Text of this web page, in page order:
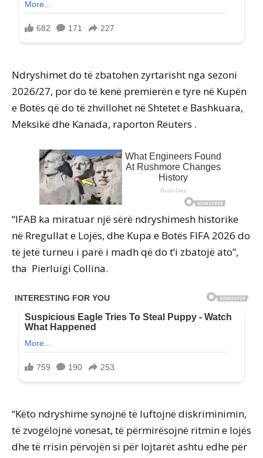
Ndryshimet do të zbatohen zyrtarisht nga sezoni
2026/27, por do të kenë premierën e tyre në Kupën
e Botës që do të zhvillohet në Shtetet e Bashkuara,
Meksikë dhe Kanada, raporton Reuters .
“IFAB ka miratuar një sërë ndryshimesh historike
në Rregullat e Lojës, dhe Kupa e Botës FIFA 2026 do
të jetë turneu i parë i madh që do t’i zbatojë ato”,
tha Pierluigi Collina.
“Këto ndryshime synojnë të luftojnë diskriminimin,
të zvogëlojnë vonesat, të përmirësojnë ritmin e lojës
dhe të rrisin përvojën si për lojtarët ashtu edhe për